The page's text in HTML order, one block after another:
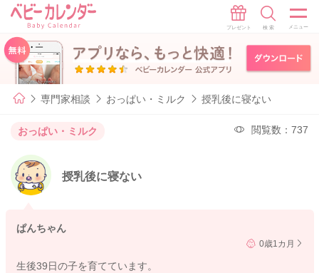
専門家相談 おっぱい・ミルク 授乳後に寝ない
おっぱい・ミルク 閲覧数：737
授乳後に寝ない
ぱんちゃん
0歳1カ月
生後39日の子を育てています。